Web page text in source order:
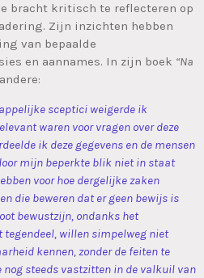
bracht kritisch te reflecteren op
Zijn inzichten hebben
van bepaalde
en aannames. In zijn boek “Na
sceptici weigerde ik
waren voor vragen over deze
ik deze gegevens en de mensen
mijn beperkte blik niet in staat
voor hoe dergelijke zaken
die beweren dat er geen bewijs is
bewustzijn, ondanks het
tegendeel, willen simpelweg niet
kennen, zonder de feiten te
nog steeds vastzitten in de valkuil van